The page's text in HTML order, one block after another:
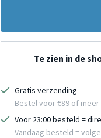
Te zien in de
Gratis verzending
Bestel voor €89 of
Voor 23:00 besteld =
Vandaag besteld =